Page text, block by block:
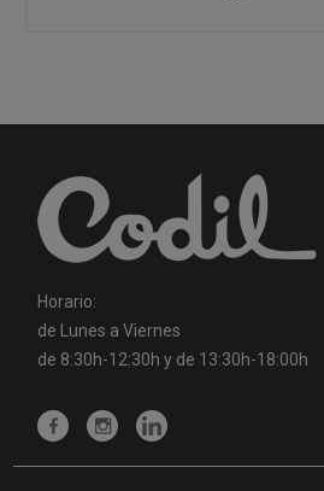
Horario:
de Lunes a Viernes
de 8:30h-12:30h y de 13:30h-18:00h